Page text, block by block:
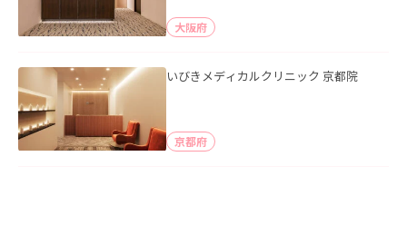
大阪府
いびきメディカルクリニック 京都院
京都府